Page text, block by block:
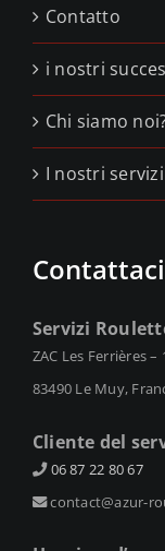
Contatto
i nostri
Chi siamo
I nostri servizi
Contattaci
Servizi
ZAC Les Ferrières –
83490 Le Muy,
Cliente del
06 87 22 80 67
contact@azur-